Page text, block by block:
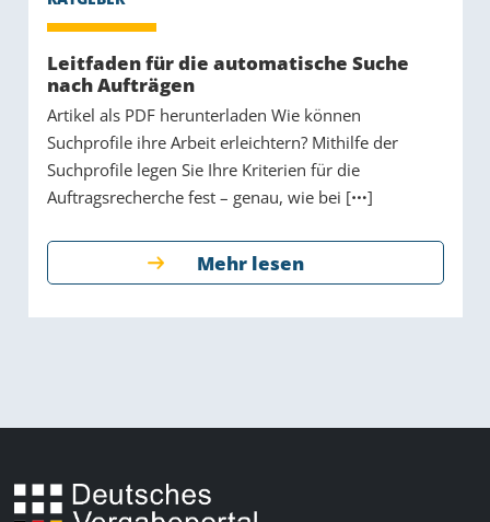
Leitfaden für die automatische Suche
nach Aufträgen
Artikel als PDF herunterladen Wie können
Suchprofile ihre Arbeit erleichtern? Mithilfe der
Suchprofile legen Sie Ihre Kriterien für die
Auftragsrecherche fest – genau, wie bei [
]
Mehr lesen